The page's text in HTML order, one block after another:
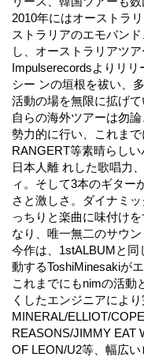
2010年にはオーストラ
ストラリアのエモバン
し、オーストラリアツ
Impulserecordsよりリリ
シー ンの垣根を祓い、
活動の場を無限に拡げて
自らの海外ツアーは勿
勢力的に行い、これま
RANGERT等素晴らしい
日本人離 れした歌唱力
ィ。そして3本のギター
さと激しさ。ダイナミ
っちりと楽曲に味付け
なり、唯一無二のサウン
今作は、1stALBUMと同
動するToshiMinesakiが
これまでにもnimの活動
くしたエンジニアによ
MINERAL/ELLIOT/
REASONS/JIMMY EAT
OF LEON/U2等、幅広